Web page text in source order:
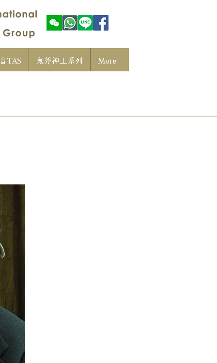
TAS 鬼斧神工系列 More